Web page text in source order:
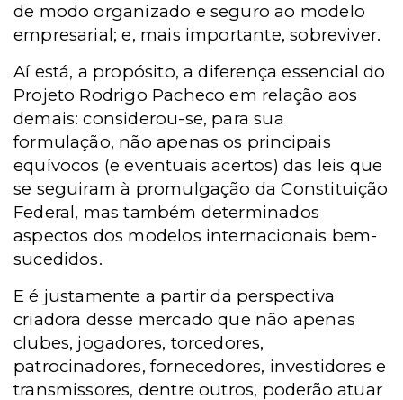
de modo organizado e seguro ao modelo
empresarial; e, mais importante, sobreviver.
Aí está, a propósito, a diferença essencial do
Projeto Rodrigo Pacheco em relação aos
demais: considerou-se, para sua
formulação, não apenas os principais
equívocos (e eventuais acertos) das leis que
se seguiram à promulgação da Constituição
Federal, mas também determinados
aspectos dos modelos internacionais bem-
sucedidos.
E é justamente a partir da perspectiva
criadora desse mercado que não apenas
clubes, jogadores, torcedores,
patrocinadores, fornecedores, investidores e
transmissores, dentre outros, poderão atuar